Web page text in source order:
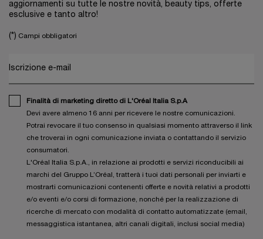
aggiornamenti su tutte le nostre novità, beauty tips, offerte
esclusive e tanto altro!
(*) Campi obbligatori
Iscrizione e-mail
Finalità di marketing diretto di L'Oréal Italia S.p.A
Devi avere almeno 16 anni per ricevere le nostre comunicazioni.
Potrai revocare il tuo consenso in qualsiasi momento attraverso il link
che troverai in ogni comunicazione inviata o contattando il servizio
consumatori.
L'Oréal Italia S.p.A., in relazione ai prodotti e servizi riconducibili ai
marchi del Gruppo L’Oréal, tratterà i tuoi dati personali per inviarti e
mostrarti comunicazioni contenenti offerte e novità relativi a prodotti
e/o eventi e/o corsi di formazione, nonché per la realizzazione di
ricerche di mercato con modalità di contatto automatizzate (email,
messaggistica istantanea, altri canali digitali, inclusi social media)